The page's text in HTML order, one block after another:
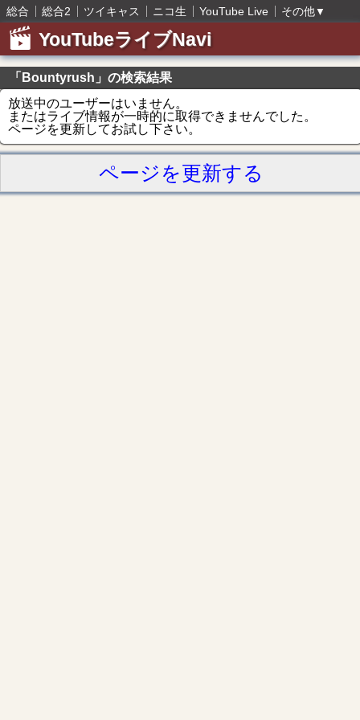
総合 総合2 ツイキャス ニコ生 YouTube Live その他▼
YouTubeライブNavi
「Bountyrush」の検索結果
放送中のユーザーはいません。
またはライブ情報が一時的に取得できませんでした。
ページを更新してお試し下さい。
ページを更新する